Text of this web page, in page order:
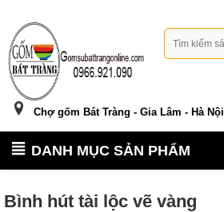
Chợ gốm Bát Tràng - Gia Lâm - Hà Nội
DANH MỤC SẢN PHẨM
Bình hút tài lộc vẽ vàng